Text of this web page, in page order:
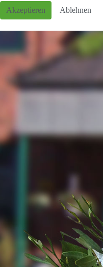
Akzeptieren
Ablehnen